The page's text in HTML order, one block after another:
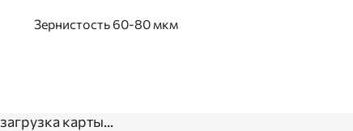
Зернистость 60-80 мкм
загрузка карты...